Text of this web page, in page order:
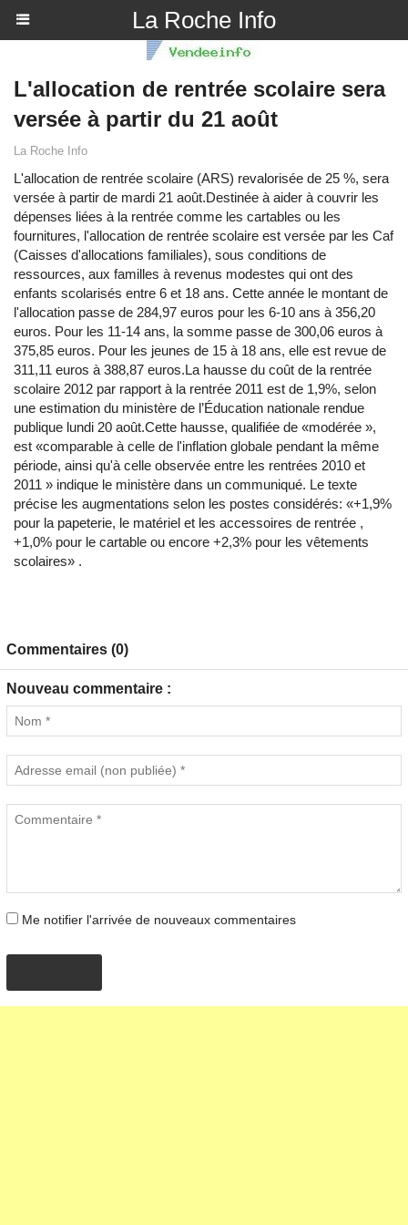
La Roche Info
L'allocation de rentrée scolaire sera
versée à partir du 21 août
La Roche Info
L'allocation de rentrée scolaire (ARS) revalorisée de 25 %, sera
versée à partir de mardi 21 août.Destinée à aider à couvrir les
dépenses liées à la rentrée comme les cartables ou les
fournitures, l'allocation de rentrée scolaire est versée par les Caf
(Caisses d'allocations familiales), sous conditions de
ressources, aux familles à revenus modestes qui ont des
enfants scolarisés entre 6 et 18 ans. Cette année le montant de
l'allocation passe de 284,97 euros pour les 6-10 ans à 356,20
euros. Pour les 11-14 ans, la somme passe de 300,06 euros à
375,85 euros. Pour les jeunes de 15 à 18 ans, elle est revue de
311,11 euros à 388,87 euros.La hausse du coût de la rentrée
scolaire 2012 par rapport à la rentrée 2011 est de 1,9%, selon
une estimation du ministère de l’Éducation nationale rendue
publique lundi 20 août.Cette hausse, qualifiée de «modérée »,
est «comparable à celle de l'inflation globale pendant la même
période, ainsi qu'à celle observée entre les rentrées 2010 et
2011 » indique le ministère dans un communiqué. Le texte
précise les augmentations selon les postes considérés: «+1,9%
pour la papeterie, le matériel et les accessoires de rentrée ,
+1,0% pour le cartable ou encore +2,3% pour les vêtements
scolaires» .
Commentaires (0)
Nouveau commentaire :
Me notifier l'arrivée de nouveaux commentaires